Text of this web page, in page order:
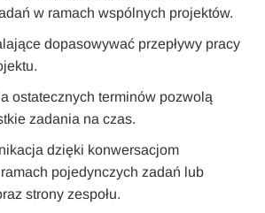
w ramach wspólnych projektów.
dopasowywać przepływy pracy
ostatecznych terminów pozwolą
zadania na czas.
dzięki konwersacjom
pojedynczych zadań lub
strony zespołu.